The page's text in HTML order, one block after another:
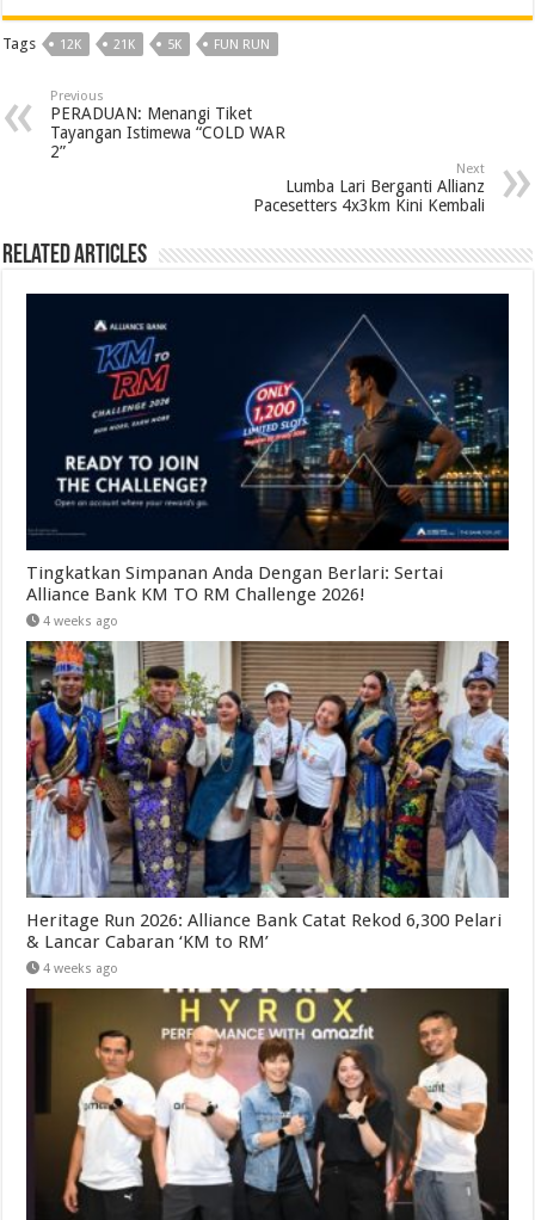
Tags 12K 21K 5K FUN RUN
Previous
PERADUAN: Menangi Tiket
Tayangan Istimewa “COLD WAR
2”
Next
Lumba Lari Berganti Allianz
Pacesetters 4x3km Kini Kembali
Related Articles
Tingkatkan Simpanan Anda Dengan Berlari: Sertai
Alliance Bank KM TO RM Challenge 2026!
4 weeks ago
Heritage Run 2026: Alliance Bank Catat Rekod 6,300 Pelari
& Lancar Cabaran ‘KM to RM’
4 weeks ago